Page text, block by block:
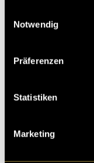
Notwendig
Präferenzen
Statistiken
Marketing